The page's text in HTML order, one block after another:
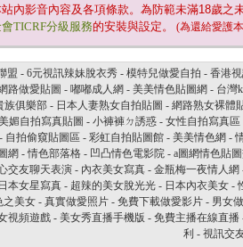
內影音內容及各項條款。為防範未滿18歲之
TICRF分級服務的安裝與設定。 (為還給愛護
盟 - 6元視訊辣妹脫衣秀 - 模特兒做愛自拍 - 香港
路做愛貼圖 - 嘟嘟成人網 - 美美情色貼圖網 - 台灣
族俱樂部- 日本人妻熟女自拍貼圖 - 網路熟女裸體
媚自拍寫真貼圖 - 小褲褲ㄉ誘惑 - 女性自拍寫真區
- 自拍偷窺貼圖區 - 彩虹自拍貼圖館- 美美情色網 -
網 -情色部落格 - 凹凸情色電影院 - a圖網情色貼
交友聊天表演- 內衣美女寫真- 金瓶梅一夜情人網
日本女星寫真 - 超辣的美女脫光光 - 日本內衣美女 -
之美女 - 真實做愛照片 - 免費下載做愛影片 - 男女
視頻遊戲 - 美女秀直播手機版 - 免費主播在線直播
利 - 視訊交